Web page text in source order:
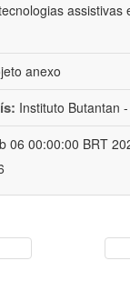
assistivas
anexo
Instituto Butantan
06 00:00:00 BRT